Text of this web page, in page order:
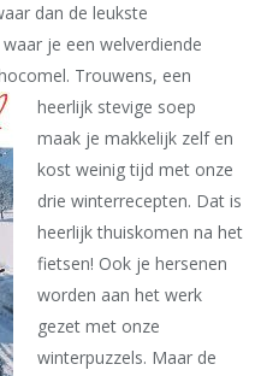
dan de leukste
je een welverdiende
Trouwens, een
heerlijk stevige soep
maak je makkelijk zelf en
kost weinig tijd met onze
drie winterrecepten. Dat is
heerlijk thuiskomen na het
fietsen! Ook je hersenen
worden aan het werk
gezet met onze
winterpuzzels. Maar de